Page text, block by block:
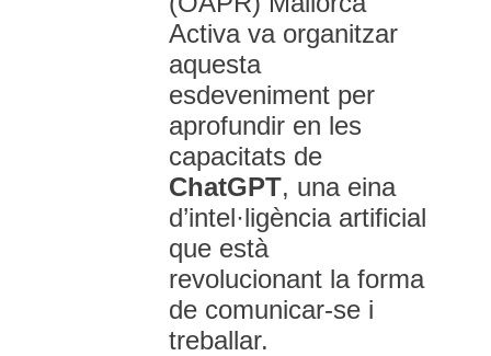
Activa va organitzar
aquesta
esdeveniment per
aprofundir en les
capacitats de
ChatGPT, una eina
d’intel·ligència artificial
que està
revolucionant la forma
de comunicar-se i
treballar.